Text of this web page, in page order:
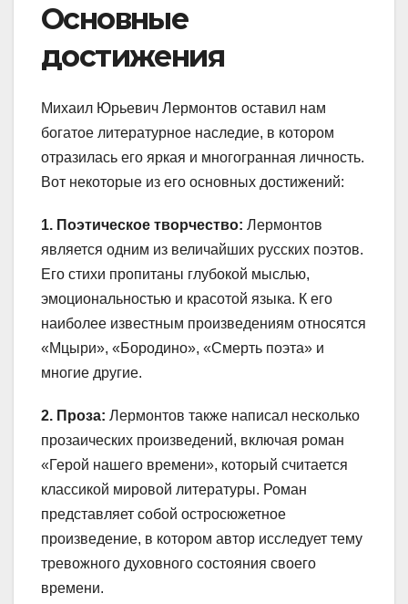
Основные
достижения
Михаил Юрьевич Лермонтов оставил нам
богатое литературное наследие, в котором
отразилась его яркая и многогранная личность.
Вот некоторые из его основных достижений:
1. Поэтическое творчество: Лермонтов
является одним из величайших русских поэтов.
Его стихи пропитаны глубокой мыслью,
эмоциональностью и красотой языка. К его
наиболее известным произведениям относятся
«Мцыри», «Бородино», «Смерть поэта» и
многие другие.
2. Проза: Лермонтов также написал несколько
прозаических произведений, включая роман
«Герой нашего времени», который считается
классикой мировой литературы. Роман
представляет собой остросюжетное
произведение, в котором автор исследует тему
тревожного духовного состояния своего
времени.